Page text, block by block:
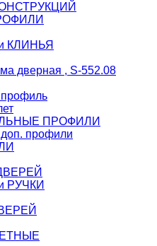
КЛИНЬЯ
дверная , S-552.08
ПРОФИЛИ
профили
РУЧКИ